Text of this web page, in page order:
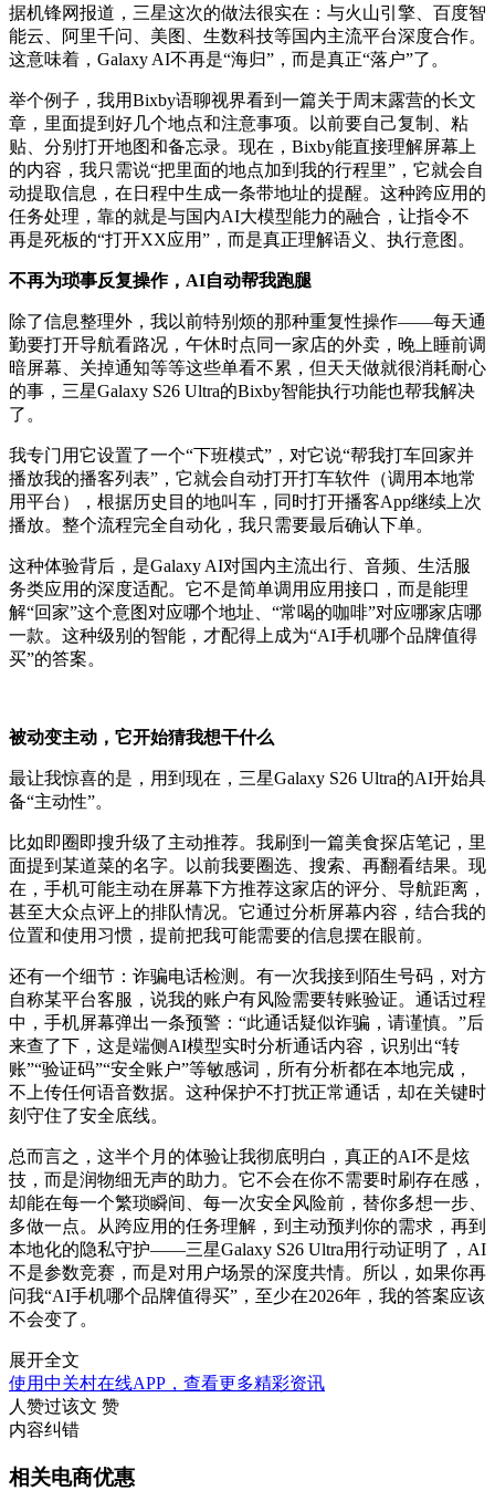
据机锋网报道，三星这次的做法很实在：与火山引擎、百度智
能云、阿里千问、美图、生数科技等国内主流平台深度合作。
这意味着，Galaxy AI不再是“海归”，而是真正“落户”了。
举个例子，我用Bixby语聊视界看到一篇关于周末露营的长文
章，里面提到好几个地点和注意事项。以前要自己复制、粘
贴、分别打开地图和备忘录。现在，Bixby能直接理解屏幕上
的内容，我只需说“把里面的地点加到我的行程里”，它就会自
动提取信息，在日程中生成一条带地址的提醒。这种跨应用的
任务处理，靠的就是与国内AI大模型能力的融合，让指令不
再是死板的“打开XX应用”，而是真正理解语义、执行意图。
不再为琐事反复操作，AI自动帮我跑腿
除了信息整理外，我以前特别烦的那种重复性操作——每天通
勤要打开导航看路况，午休时点同一家店的外卖，晚上睡前调
暗屏幕、关掉通知等等这些单看不累，但天天做就很消耗耐心
的事，三星Galaxy S26 Ultra的Bixby智能执行功能也帮我解决
了。
我专门用它设置了一个“下班模式”，对它说“帮我打车回家并
播放我的播客列表”，它就会自动打开打车软件（调用本地常
用平台），根据历史目的地叫车，同时打开播客App继续上次
播放。整个流程完全自动化，我只需要最后确认下单。
这种体验背后，是Galaxy AI对国内主流出行、音频、生活服
务类应用的深度适配。它不是简单调用应用接口，而是能理
解“回家”这个意图对应哪个地址、“常喝的咖啡”对应哪家店哪
一款。这种级别的智能，才配得上成为“AI手机哪个品牌值得
买”的答案。
被动变主动，它开始猜我想干什么
最让我惊喜的是，用到现在，三星Galaxy S26 Ultra的AI开始具
备“主动性”。
比如即圈即搜升级了主动推荐。我刷到一篇美食探店笔记，里
面提到某道菜的名字。以前我要圈选、搜索、再翻看结果。现
在，手机可能主动在屏幕下方推荐这家店的评分、导航距离，
甚至大众点评上的排队情况。它通过分析屏幕内容，结合我的
位置和使用习惯，提前把我可能需要的信息摆在眼前。
还有一个细节：诈骗电话检测。有一次我接到陌生号码，对方
自称某平台客服，说我的账户有风险需要转账验证。通话过程
中，手机屏幕弹出一条预警：“此通话疑似诈骗，请谨慎。”后
来查了下，这是端侧AI模型实时分析通话内容，识别出“转
账”“验证码”“安全账户”等敏感词，所有分析都在本地完成，
不上传任何语音数据。这种保护不打扰正常通话，却在关键时
刻守住了安全底线。
总而言之，这半个月的体验让我彻底明白，真正的AI不是炫
技，而是润物细无声的助力。它不会在你不需要时刷存在感，
却能在每一个繁琐瞬间、每一次安全风险前，替你多想一步、
多做一点。从跨应用的任务理解，到主动预判你的需求，再到
本地化的隐私守护——三星Galaxy S26 Ultra用行动证明了，AI
不是参数竞赛，而是对用户场景的深度共情。所以，如果你再
问我“AI手机哪个品牌值得买”，至少在2026年，我的答案应该
不会变了。
展开全文
使用中关村在线APP，查看更多精彩资讯
人赞过该文 赞
内容纠错
相关电商优惠